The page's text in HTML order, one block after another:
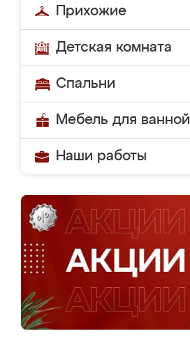
Прихожие
Детская комната
Спальни
Мебель для ванной
Наши работы